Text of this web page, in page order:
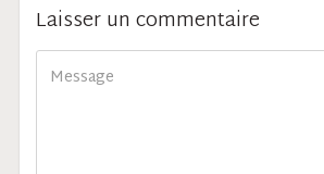
Laisser un commentaire